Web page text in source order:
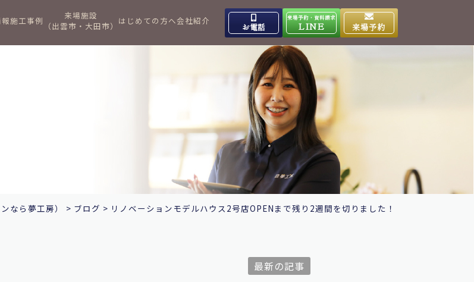
施工事例
来場施設
（出雲市・大田市） はじめての方へ会社紹介
お電話
出雲高岡体感ギャラリー
0853-31-4133
9:00～17:00
水曜日
大田ショールーム
0854-86-8640
9:00～17:00
定休日 日曜日
来場予約・資料請求
LINE 来場予約
なら夢工房） > ブログ > リノベーションモデルハウス2号店OPENまで残り2週間を切りました！
最新の記事